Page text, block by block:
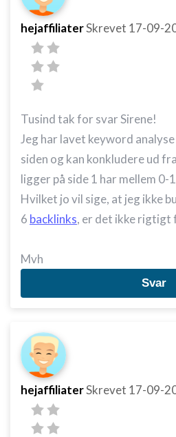
hejaffiliaterSkrevet 17-09-
Tusind tak for svar Sirene!
Jeg har lavet keyword
siden og kan konkludere ud
ligger på side 1 har mellem 0-
Hvilket jo vil sige, at jeg ikke
6 backlinks, er det ikke rigtigt
Mvh
Svar
hejaffiliaterSkrevet 17-09-